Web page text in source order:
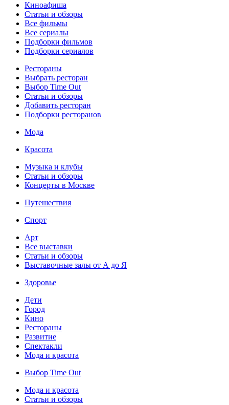
Киноафиша
Статьи и обзоры
Все фильмы
Все сериалы
Подборки фильмов
Подборки сериалов
Рестораны
Выбрать ресторан
Выбор Time Out
Статьи и обзоры
Добавить ресторан
Подборки ресторанов
Мода
Красота
Музыка и клубы
Статьи и обзоры
Концерты в Москве
Путешествия
Спорт
Арт
Все выставки
Статьи и обзоры
Выставочные залы от А до Я
Здоровье
Дети
Город
Кино
Рестораны
Развитие
Спектакли
Мода и красота
Выбор Time Out
Мода и красота
Статьи и обзоры